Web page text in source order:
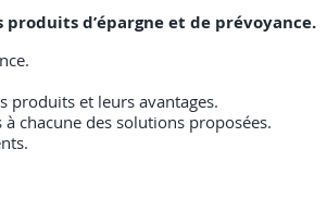
d’épargne et de prévoyance.
produits et leurs avantages.
chacune des solutions proposées.